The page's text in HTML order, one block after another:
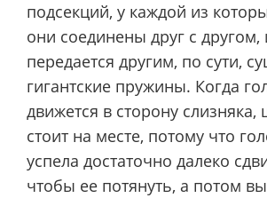
подсекций, у каждой из
они соединены друг с другом,
передается другим, по сути,
гигантские пружины. Когда
движется в сторону слизняка,
стоит на месте, потому что
успела достаточно далеко
чтобы ее потянуть, а потом